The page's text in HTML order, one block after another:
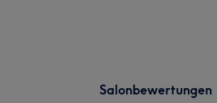
Salonbewertungen